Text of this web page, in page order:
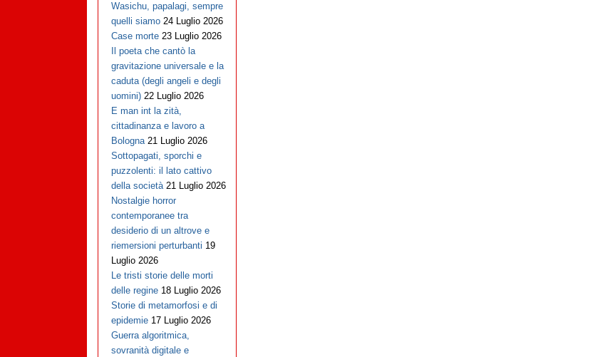
Wasichu, papalagi, sempre
quelli siamo 24 Luglio 2026
Case morte 23 Luglio 2026
Il poeta che cantò la
gravitazione universale e la
caduta (degli angeli e degli
uomini) 22 Luglio 2026
E man int la zità,
cittadinanza e lavoro a
Bologna 21 Luglio 2026
Sottopagati, sporchi e
puzzolenti: il lato cattivo
della società 21 Luglio 2026
Nostalgie horror
contemporanee tra
desiderio di un altrove e
riemersioni perturbanti 19
Luglio 2026
Le tristi storie delle morti
delle regine 18 Luglio 2026
Storie di metamorfosi e di
epidemie 17 Luglio 2026
Guerra algoritmica,
sovranità digitale e